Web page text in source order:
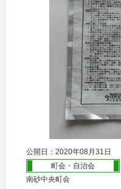
公開日：2020年08月31日
町会・自治会
南砂中央町会